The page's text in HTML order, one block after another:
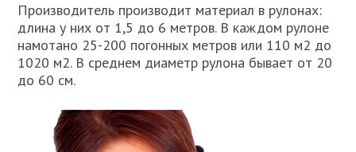
Производитель производит материал в рулонах:
длина у них от 1,5 до 6 метров. В каждом рулоне
намотано 25-200 погонных метров или 110 м2 до
1020 м2. В среднем диаметр рулона бывает от 20
до 60 см.